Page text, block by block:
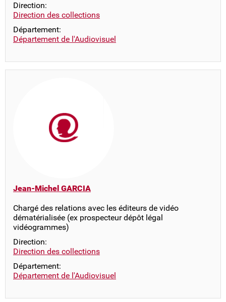
Direction:
Direction des collections
Département:
Département de l'Audiovisuel
Jean-Michel GARCIA
Chargé des relations avec les éditeurs de vidéo
dématérialisée (ex prospecteur dépôt légal
vidéogrammes)
Direction:
Direction des collections
Département:
Département de l'Audiovisuel